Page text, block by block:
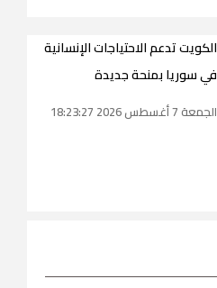
الكويت تدعم الاحتياجات الإنسانية
في سوريا بمنحة جديدة
الجمعة 7 أغسطس 2026 18:23:27